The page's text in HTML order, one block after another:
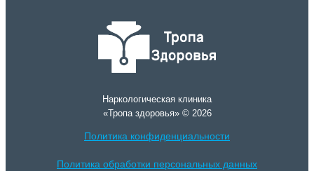
Наркологическая клиника
«Тропа здоровья» © 2026
Политика конфиденциальности
Политика обработки персональных данных